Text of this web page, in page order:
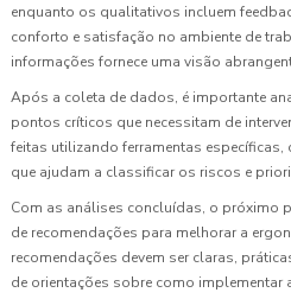
enquanto os qualitativos incluem
conforto e satisfação no ambiente de
informações fornece uma visão
Após a coleta de dados, é importante
pontos críticos que necessitam de
feitas utilizando ferramentas
que ajudam a classificar os riscos e
Com as análises concluídas, o próximo
de recomendações para melhorar a
recomendações devem ser claras,
de orientações sobre como implementar